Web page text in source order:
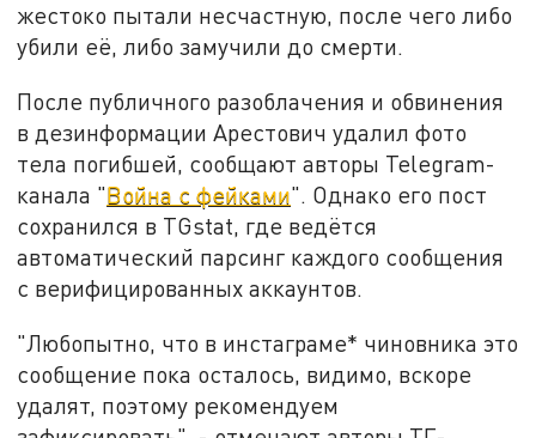
жестоко пытали несчастную, после чего либо
убили её, либо замучили до смерти.
После публичного разоблачения и обвинения
в дезинформации Арестович удалил фото
тела погибшей, сообщают авторы Telegram-
канала "Война с фейками". Однако его пост
сохранился в TGstat, где ведётся
автоматический парсинг каждого сообщения
с верифицированных аккаунтов.
"Любопытно, что в инстаграме* чиновника это
сообщение пока осталось, видимо, вскоре
удалят, поэтому рекомендуем